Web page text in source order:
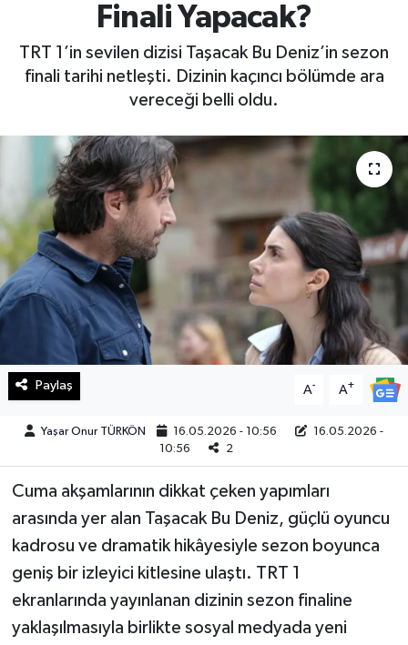
Finali Yapacak?
TRT 1’in sevilen dizisi Taşacak Bu Deniz’in sezon
finali tarihi netleşti. Dizinin kaçıncı bölümde ara
vereceği belli oldu.
Paylaş A- A+
Yaşar Onur TÜRKÖN 16.05.2026 - 10:56
16.05.2026 -
10:56
2
Cuma akşamlarının dikkat çeken yapımları
arasında yer alan Taşacak Bu Deniz, güçlü oyuncu
kadrosu ve dramatik hikâyesiyle sezon boyunca
geniş bir izleyici kitlesine ulaştı. TRT 1
ekranlarında yayınlanan dizinin sezon finaline
yaklaşılmasıyla birlikte sosyal medyada yeni
Haberde İnsan
Kültür Sanat
Manşet Altı
Manşetler
Resmi İlan
Sağlık
Spor
SürManşet
Yaşam
KAHRAMANMARAŞ